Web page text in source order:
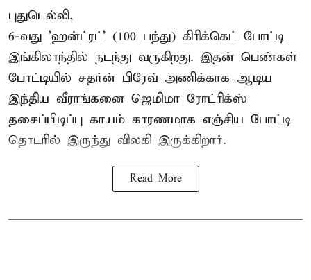
புதுடெல்லி,
6-வது 'ஹன்ட்ரட்' (100 பந்து) கிரிக்கெட் போட்டி
இங்கிலாந்தில் நடந்து வருகிறது. இதன் பெண்கள்
போட்டியில் சதர்ன் பிரேவ் அணிக்காக ஆடிய
இந்திய வீராங்கனை ஜெமிமா ரோட்ரிக்ஸ்
தசைப்பிடிப்பு காயம் காரணமாக எஞ்சிய போட்டி
தொடரில் இருந்து விலகி இருக்கிறார்.
Read More